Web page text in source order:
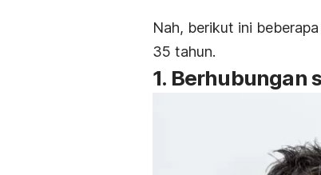
Nah, berikut ini
35 tahun.
1. Berhubungan